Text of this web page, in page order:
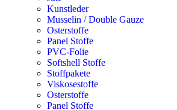
Kunstleder
Musselin / Double Gauze
Osterstoffe
Panel Stoffe
PVC-Folie
Softshell Stoffe
Stoffpakete
Viskosestoffe
Osterstoffe
Panel Stoffe